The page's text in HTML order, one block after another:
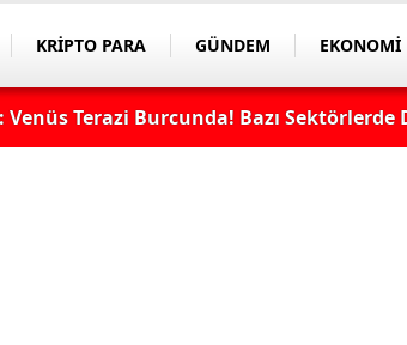
KRİPTO PARA GÜNDEM EKONOMİ
Terazi Burcunda! Bazı Sektörlerde